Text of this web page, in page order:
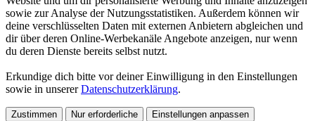
sowie zur Analyse der Nutzungsstatistiken. Außerdem können wir
deine verschlüsselten Daten mit externen Anbietern abgleichen und
dir über deren Online-Werbekanäle Angebote anzeigen, nur wenn
du deren Dienste bereits selbst nutzt.
Erkundige dich bitte vor deiner Einwilligung in den Einstellungen
sowie in unsererDatenschutzerklärung.
Zustimmen Nur erforderliche Einstellungen anpassen